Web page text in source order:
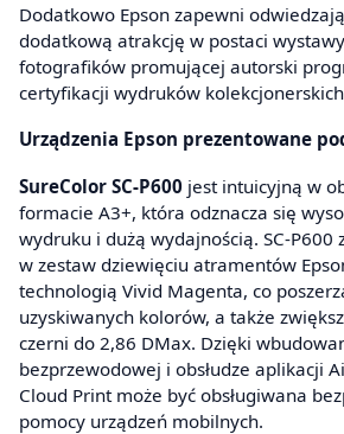
Dodatkowo Epson zapewni
dodatkową atrakcję w postaci
fotografików promującej autorski
certyfikacji wydruków
Urządzenia Epson prezentowane
SureColor SC-P600 jest intuicyjną w
formacie A3+, która odznacza się
wydruku i dużą wydajnością. SC-P600
w zestaw dziewięciu atramentów
technologią Vivid Magenta, co
uzyskiwanych kolorów, a także
czerni do 2,86 DMax. Dzięki
bezprzewodowej i obsłudze aplikacji
Cloud Print może być obsługiwana
pomocy urządzeń mobilnych.